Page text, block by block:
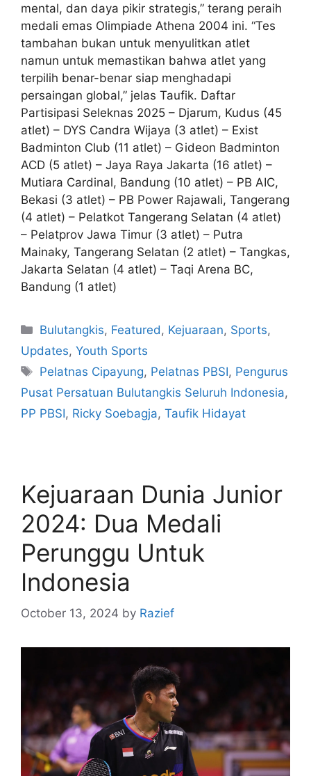
mental, dan daya pikir strategis,” terang peraih
medali emas Olimpiade Athena 2004 ini. “Tes
tambahan bukan untuk menyulitkan atlet
namun untuk memastikan bahwa atlet yang
terpilih benar-benar siap menghadapi
persaingan global,” jelas Taufik. Daftar
Partisipasi Seleknas 2025 – Djarum, Kudus (45
atlet) – DYS Candra Wijaya (3 atlet) – Exist
Badminton Club (11 atlet) – Gideon Badminton
ACD (5 atlet) – Jaya Raya Jakarta (16 atlet) –
Mutiara Cardinal, Bandung (10 atlet) – PB AIC,
Bekasi (3 atlet) – PB Power Rajawali, Tangerang
(4 atlet) – Pelatkot Tangerang Selatan (4 atlet)
– Pelatprov Jawa Timur (3 atlet) – Putra
Mainaky, Tangerang Selatan (2 atlet) – Tangkas,
Jakarta Selatan (4 atlet) – Taqi Arena BC,
Bandung (1 atlet)
Bulutangkis, Featured, Kejuaraan, Sports,
Updates, Youth Sports
Pelatnas Cipayung, Pelatnas PBSI, Pengurus
Pusat Persatuan Bulutangkis Seluruh Indonesia,
PP PBSI, Ricky Soebagja, Taufik Hidayat
Kejuaraan Dunia Junior
2024: Dua Medali
Perunggu Untuk
Indonesia
October 13, 2024 by Razief